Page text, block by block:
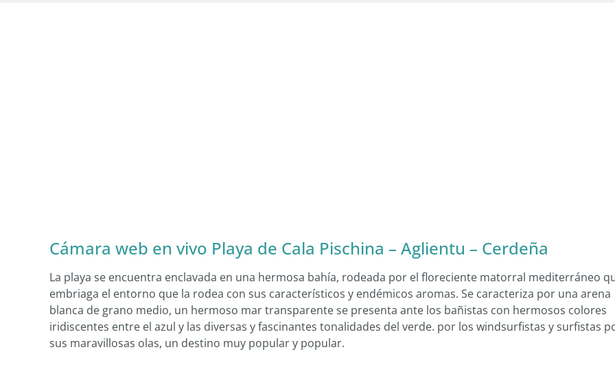
Cámara web en vivo Playa de Cala Pischina – Aglientu – Cerdeña
La playa se encuentra enclavada en una hermosa bahía, rodeada por el floreciente matorral mediterráneo
embriaga el entorno que la rodea con sus característicos y endémicos aromas. Se caracteriza por una arena
blanca de grano medio, un hermoso mar transparente se presenta ante los bañistas con hermosos colores
iridiscentes entre el azul y las diversas y fascinantes tonalidades del verde. por los windsurfistas y surfistas
sus maravillosas olas, un destino muy popular y popular.